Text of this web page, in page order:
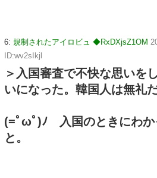
6: 規制されたアイロビュ ◆RxDXjsZ1OM
ID:wv2sIkjl
＞入国審査で不快な思いを
いになった。韓国人は無礼
(=ﾟωﾟ)ﾉ 入国のときにわか
と。